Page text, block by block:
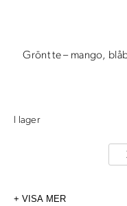
Grönt te – mango,
I lager
-
VISA MER